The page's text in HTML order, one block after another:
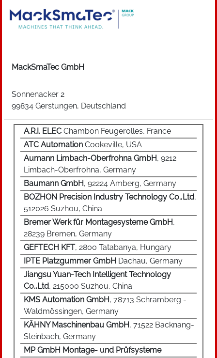
MackSmaTec GmbH
Sonnenacker 2
99834 Gerstungen, Deutschland
A.R.I. ELEC Chambon Feugerolles, France
ATC Automation Cookeville, USA
Aumann Limbach-Oberfrohna GmbH, 9212
Limbach-Oberfrohna, Germany
Baumann GmbH, 92224 Amberg, Germany
BOZHON Precision Industry Technology Co.,Ltd,
512026 Suzhou, China
Bremer Werk für Montagesysteme GmbH,
28239 Bremen, Germany
GEFTECH KFT, 2800 Tatabanya, Hungary
IPTE Platzgummer GmbH Dachau, Germany
Jiangsu Yuan-Tech Intelligent Technology
Co.,Ltd, 215000 Suzhou, China
KMS Automation GmbH, 78713 Schramberg -
Waldmössingen, Germany
KÄHNY Maschinenbau GmbH, 71522 Backnang-
Steinbach, Germany
MP GmbH Montage- und Prüfsysteme